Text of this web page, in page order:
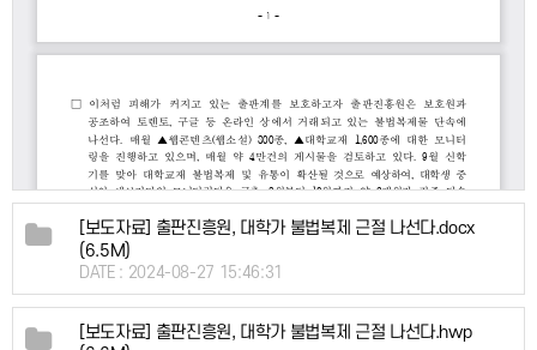
[보도자료] 출판진흥원, 대학가 불법복제 근절 나선다.docx
(6.5M)
DATE : 2024-08-27 15:46:31
[보도자료] 출판진흥원, 대학가 불법복제 근절 나선다.hwp